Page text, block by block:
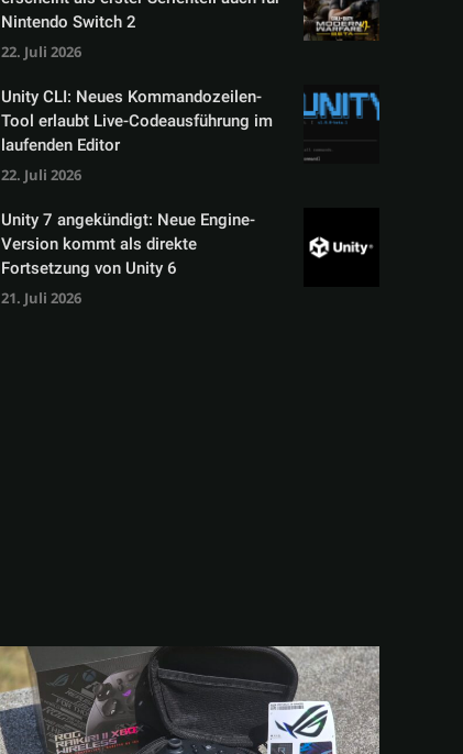
Nintendo Switch 2
22. Juli 2026
Unity CLI: Neues Kommandozeilen-
Tool erlaubt Live-Codeausführung im
laufenden Editor
22. Juli 2026
Unity 7 angekündigt: Neue Engine-
Version kommt als direkte
Fortsetzung von Unity 6
21. Juli 2026